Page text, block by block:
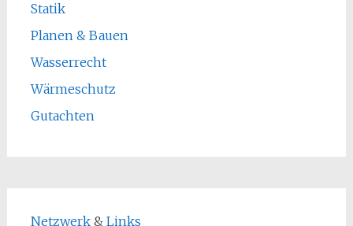
Statik
Planen & Bauen
Wasserrecht
Wärmeschutz
Gutachten
Netzwerk& Links